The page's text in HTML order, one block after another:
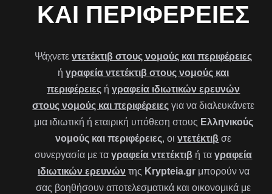
ΚΑΙ ΠΕΡΙΦΈΡΕΙΕΣ
Ψάχνετεντετέκτιβ στους νομούς και περιφέρειες
ήγραφεία ντετέκτιβ στους νομούς και
περιφέρειες ήγραφεία ιδιωτικών ερευνών
στους νομούς και περιφέρειες για να διαλευκάνετε
μια ιδιωτική ή εταιρική υπόθεση στους Ελληνικούς
νομούς και περιφέρειες, οιντετέκτιβ σε
συνεργασία με ταγραφεία ντετέκτιβ ή ταγραφεία
ιδιωτικών ερευνώντης Krypteia.grμπορούν να
σας βοηθήσουν αποτελεσματικά και οικονομικά με